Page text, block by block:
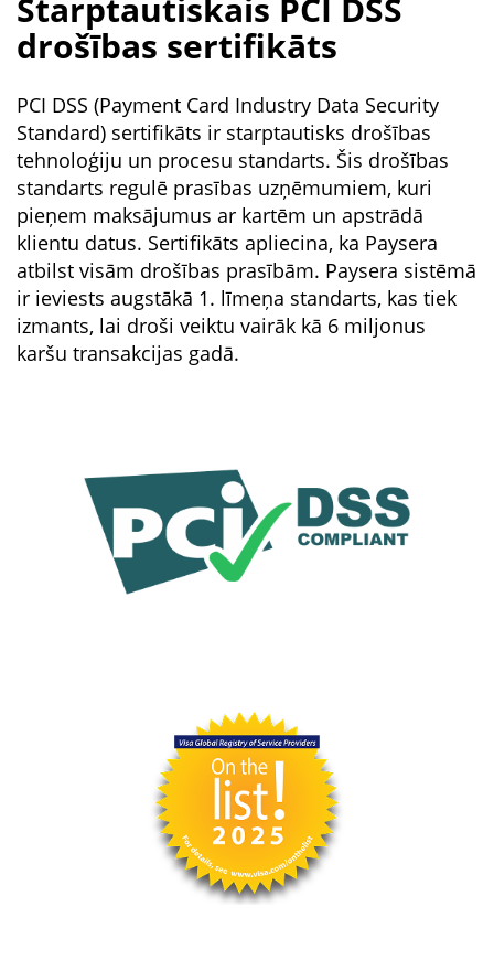
drošības sertifikāts
PCI DSS (Payment Card Industry Data Security
Standard) sertifikāts ir starptautisks drošības
tehnoloģiju un procesu standarts. Šis drošības
standarts regulē prasības uzņēmumiem, kuri
pieņem maksājumus ar kartēm un apstrādā
klientu datus. Sertifikāts apliecina, ka Paysera
atbilst visām drošības prasībām. Paysera sistēmā
ir ieviests augstākā 1. līmeņa standarts, kas tiek
izmants, lai droši veiktu vairāk kā 6 miljonus
karšu transakcijas gadā.